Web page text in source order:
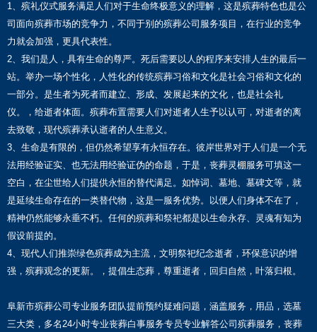
1、殡礼仪式服务满足人们对于生命终极意义的理解，这是殡葬特色也是公
司面向殡葬市场的竞争力，不同于别的殡葬公司服务项目，在行业的竞争
力就会加强，更具代表性。
2、我们是人，具有生命的尊严。死后需要以人的程序来安排人生的最后一
站。举办一场个性化，人性化的传统殡葬习俗和文化是社会习俗和文化的
一部分。是生者为死者而建立、形成、发展起来的文化，也是社会礼
仪。，给逝者体面。殡葬布置需要人们对逝者人生予以认可，对逝者的离
去致敬，现代殡葬承认逝者的人生意义。
3、生命是有限的，但仍然希望享有永恒存在。彼岸世界对于人们是一个无
法用经验证实、也无法用经验证伪的命题，于是，丧葬灵棚服务可填这一
空白，在尘世给人们提供永恒的替代满足。如悼词、墓地、墓碑文等，就
是延续生命存在的一类替代物，这是一服务优势。以便人们身体不在了，
精神仍然能够永垂不朽。任何的殡葬和祭祀都是以生命永存、灵魂有知为
假设前提的。
4、现代人们推崇绿色殡葬成为主流，文明祭祀纪念逝者，环保意识的增
强，殡葬观念的更新。，提倡生态葬，尊重逝者，回归自然，叶落归根。
阜新市殡葬公司专业服务团队提前预约疑难问题，涵盖服务，用品，选墓
三大类，多名24小时专业丧葬白事服务专员专业解答公司殡葬服务，丧葬